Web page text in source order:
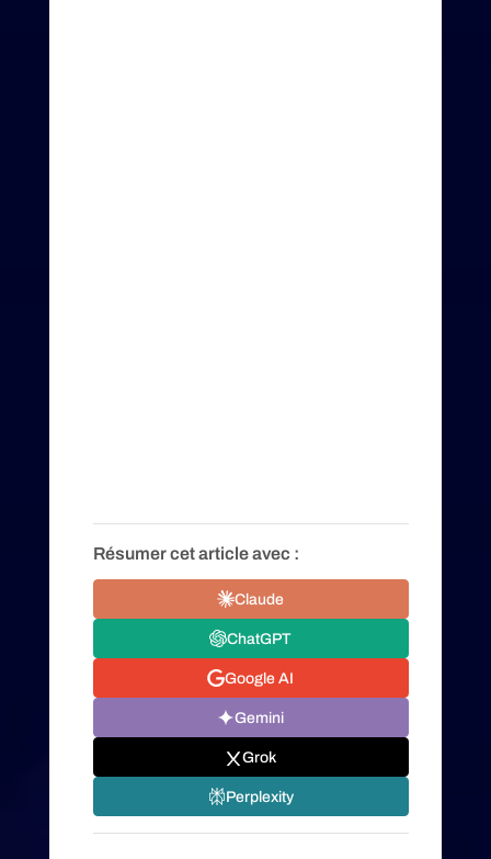
Résumer cet article avec :
Claude
ChatGPT
Google AI
Gemini
Grok
Perplexity